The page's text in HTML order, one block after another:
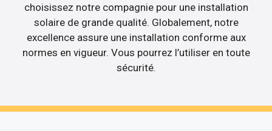
choisissez notre compagnie pour une installation
solaire de grande qualité. Globalement, notre
excellence assure une installation conforme aux
normes en vigueur. Vous pourrez l’utiliser en toute
sécurité.